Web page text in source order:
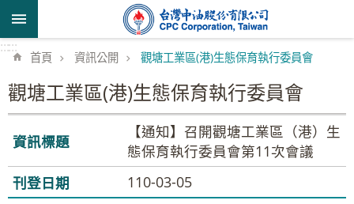
跳到主要內容區塊
::::::
首頁 資訊公開 觀塘工業區(港)生態保育執行委員會
觀塘工業區(港)生態保育執行委員會
【通知】召開觀塘工業區（港）生
態保育執行委員會第11次會議
110-03-05